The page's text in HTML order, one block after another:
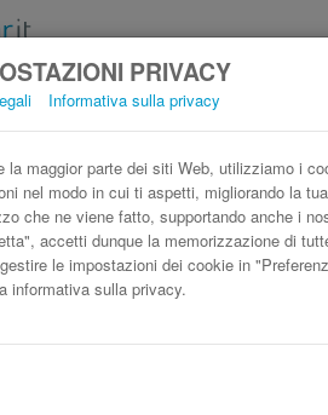
PRIVACY
Informativa sulla privacy
la maggior parte dei siti Web, utilizziamo i
nel modo in cui ti aspetti, migliorando la
che ne viene fatto, supportando anche i
accetti dunque la memorizzazione di
le impostazioni dei cookie in
informativa sulla privacy.
Autobus